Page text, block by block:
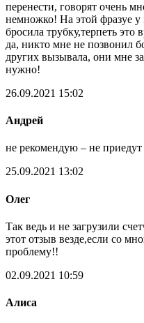
перенести, говорят очень
немножко! На этой фразуе у
бросила трубку,терпеть
да, никто мне не позвонил
других вызывала, они мне
нужно!
26.09.2021 15:02
Андрей
не рекомендую – не приедут
25.09.2021 13:02
Олег
Так ведь и не загрузили
этот отзыв везде,если со
проблему!!
02.09.2021 10:59
Алиса